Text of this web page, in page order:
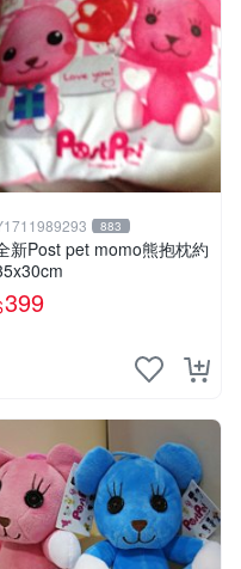
883
新Post pet momo熊抱枕約
399